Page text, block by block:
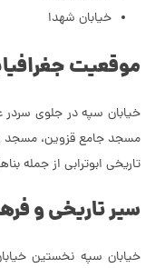
خیابان شهدا
موقعیت
خیابان سپه در جلوی سردر
مسجد جامع قزوین، مسجد
تاریخی ابوترابی از جمله
سیر تاریخی و
خیابان سپه نخستین